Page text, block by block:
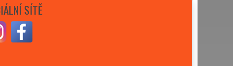
SÍTĚ